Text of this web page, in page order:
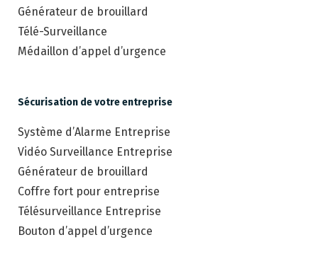
Générateur de brouillard
Télé-Surveillance
Médaillon d’appel d’urgence
Sécurisation de votre entreprise
Système d’Alarme Entreprise
Vidéo Surveillance Entreprise
Générateur de brouillard
Coffre fort pour entreprise
Télésurveillance Entreprise
Bouton d’appel d’urgence